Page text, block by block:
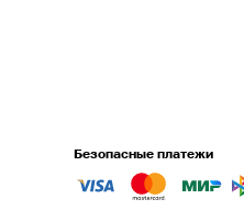
Безопасные платежи